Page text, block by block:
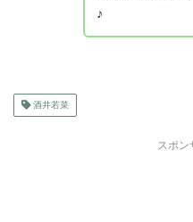
♪
酒井若菜
スポン